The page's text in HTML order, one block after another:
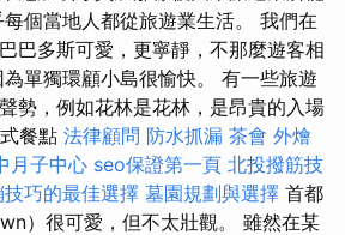
個當地人都從旅遊業生活。 我們在
巴多斯可愛，更寧靜，不那麼遊客相
單獨環顧小島很愉快。 有一些旅遊
勢，例如花林是花林，是昂貴的入場
餐點 法律顧問 防水抓漏 茶會 外燴
月子中心 seo保證第一頁 北投撥筋技
巧的最佳選擇 墓園規劃與選擇 首都
）很可愛，但不太壯觀。 雖然在某